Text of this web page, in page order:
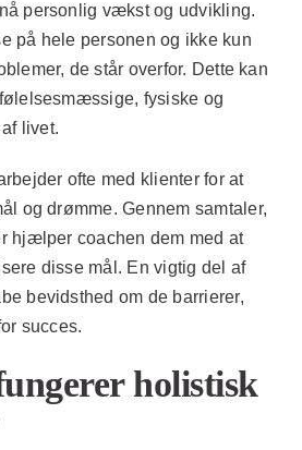
personlig vækst og udvikling.
på hele personen og ikke kun
de står overfor. Dette kan
fysiske og
livet.
ofte med klienter for at
og drømme. Gennem samtaler,
hjælper coachen dem med at
disse mål. En vigtig del af
bevidsthed om de barrierer,
succes.
holistisk